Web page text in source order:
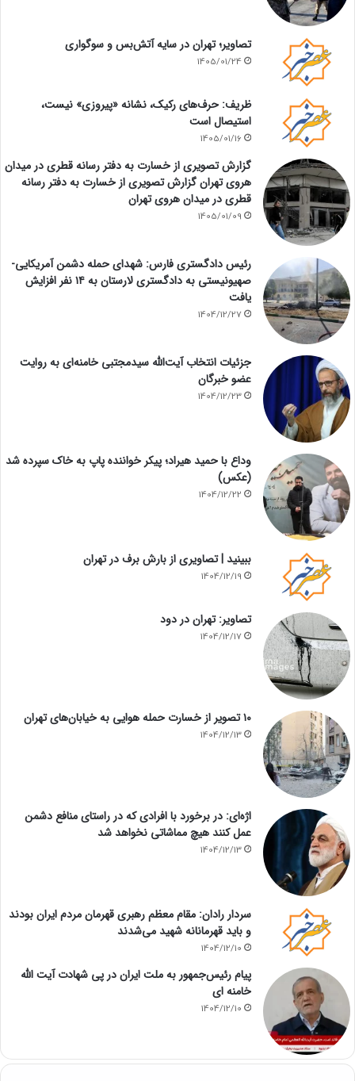
تصاویر؛ تهران در سایه آتش‌بس و سوگواری
1405/01/24
ظریف: حرف‌های رکیک، نشانه «پیروزی» نیست،
استیصال است
1405/01/16
گزارش تصویری از خسارت به دفتر رسانه قطری در میدان
هروی تهران گزارش تصویری از خسارت به دفتر رسانه
قطری در میدان هروی تهران
1405/01/09
رئیس دادگستری فارس: شهدای حمله دشمن آمریکایی-
صهیونیستی به دادگستری لارستان به ۱۴ نفر افزایش
یافت
1404/12/27
جزئیات انتخاب آیت‌الله سیدمجتبی خامنه‌ای به روایت
عضو خبرگان
1404/12/23
وداع با حمید هیراد؛ پیکر خواننده پاپ به خاک سپرده شد
(عکس)
1404/12/22
ببینید | تصاویری از بارش برف در تهران
1404/12/19
تصاویر: تهران در دود
1404/12/17
۱۰ تصویر از خسارت حمله هوایی به خیابان‌های تهران
1404/12/13
اژه‌ای: در برخورد با افرادی که در راستای منافع دشمن
عمل کنند هیچ مماشاتی نخواهد شد
1404/12/13
سردار رادان: مقام معظم رهبری قهرمان مردم ایران بودند
و باید قهرمانانه شهید می‌شدند
1404/12/10
پیام رئیس‌جمهور به ملت ایران در پی شهادت آیت الله
خامنه ای
1404/12/10